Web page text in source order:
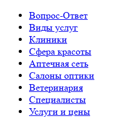
Вопрос-Ответ
Виды услуг
Клиники
Сфера красоты
Аптечная сеть
Салоны оптики
Ветеринария
Специалисты
Услуги и цены